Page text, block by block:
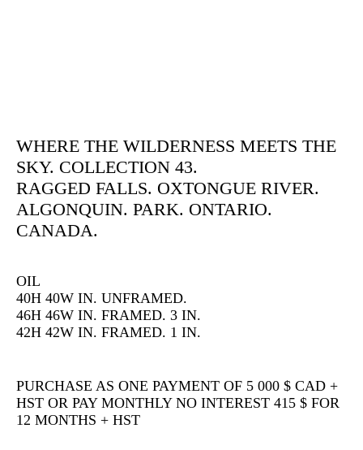
WHERE THE WILDERNESS MEETS THE
SKY. COLLECTION 43.
RAGGED FALLS. OXTONGUE RIVER.
ALGONQUIN. PARK. ONTARIO.
CANADA.
OIL
40H 40W IN. UNFRAMED.
46H 46W IN. FRAMED. 3 IN.
42H 42W IN. FRAMED. 1 IN.
PURCHASE AS ONE PAYMENT OF 5 000 $ CAD +
HST OR PAY MONTHLY NO INTEREST 415 $ FOR
12 MONTHS + HST